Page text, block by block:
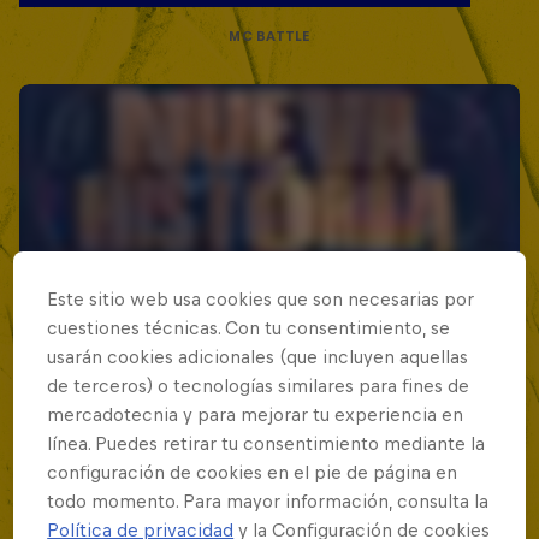
MC BATTLE
Este sitio web usa cookies que son necesarias por
cuestiones técnicas. Con tu consentimiento, se
usarán cookies adicionales (que incluyen aquellas
de terceros) o tecnologías similares para fines de
mercadotecnia y para mejorar tu experiencia en
línea. Puedes retirar tu consentimiento mediante la
configuración de cookies en el pie de página en
todo momento. Para mayor información, consulta la
Política de privacidad y la Configuración de cookies